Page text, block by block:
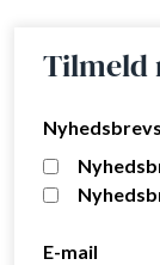
Tilmeld
E-mail